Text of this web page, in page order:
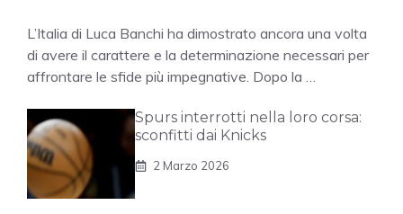
L’Italia di Luca Banchi ha dimostrato ancora una volta
di avere il carattere e la determinazione necessari per
affrontare le sfide più impegnative. Dopo la …
Spurs interrotti nella loro corsa:
sconfitti dai Knicks
2 Marzo 2026